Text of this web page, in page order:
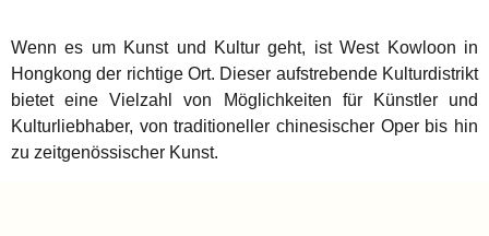
Wenn es um Kunst und Kultur geht, ist West Kowloon in
Hongkong der richtige Ort. Dieser aufstrebende Kulturdistrikt
bietet eine Vielzahl von Möglichkeiten für Künstler und
Kulturliebhaber, von traditioneller chinesischer Oper bis hin
zu zeitgenössischer Kunst.